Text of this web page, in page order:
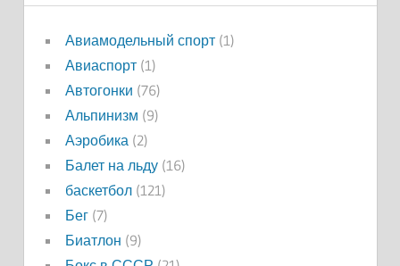
Авиамодельный спорт(1)
Авиаспорт(1)
Автогонки (76)
Альпинизм (9)
Аэробика (2)
Балет на льду(16)
баскетбол(121)
Бег(7)
Биатлон (9)